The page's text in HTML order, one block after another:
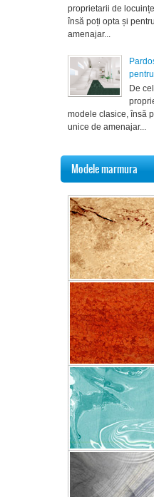
proprietarii de
însă poți opta și
amenajar...
De
modele clasice, însă
unice de amenajar...
Modele marmura